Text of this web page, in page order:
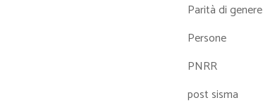
Parità di genere
Persone
PNRR
post sisma